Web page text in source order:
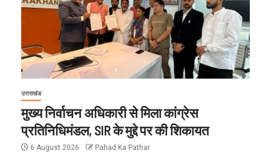
उत्तराखंड
मुख्य निर्वाचन अधिकारी से मिला कांग्रेस
प्रतिनिधिमंडल, SIR के मुद्दे पर की शिकायत
6 August 2026 Pahad Ka Pathar